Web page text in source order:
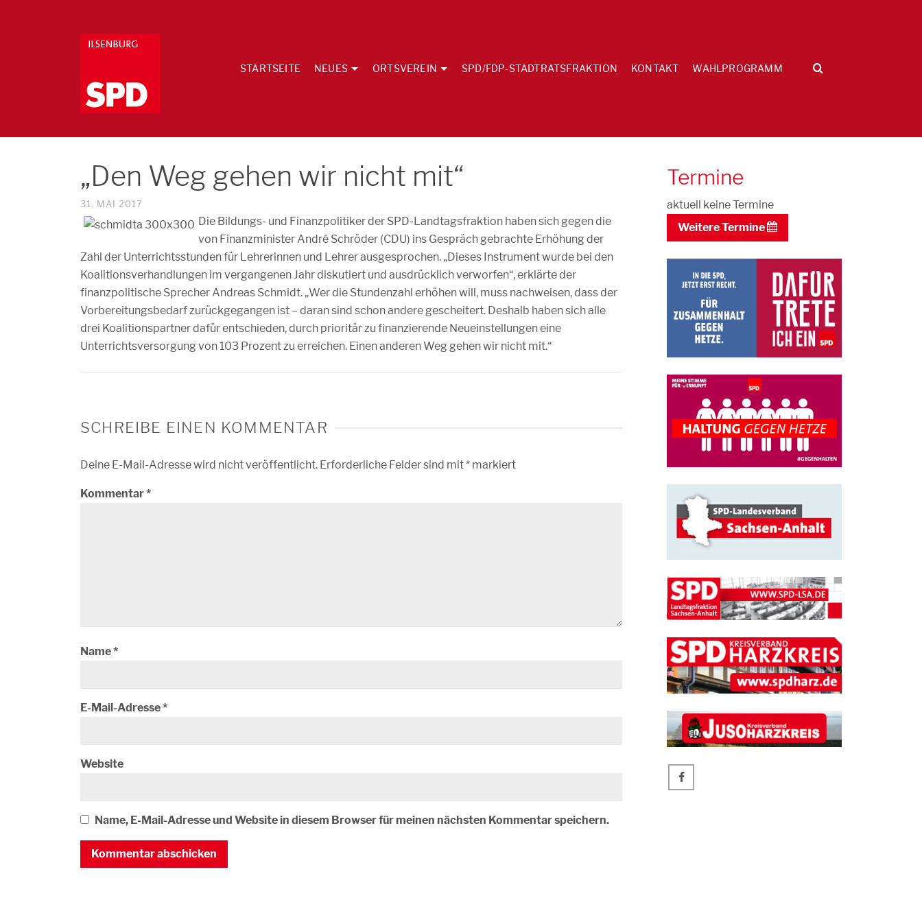
STARTSEITE NEUES ORTSVEREIN SPD/FDP-STADTRATSFRAKTION KONTAKT WAHLPROGRAMM
„Den Weg gehen wir nicht mit“
31. MAI 2017
Die Bildungs- und Finanzpolitiker der SPD-Landtagsfraktion haben sich gegen die
von Finanzminister André Schröder (CDU) ins Gespräch gebrachte Erhöhung der
Zahl der Unterrichtsstunden für Lehrerinnen und Lehrer ausgesprochen. „Dieses Instrument wurde bei den
Koalitionsverhandlungen im vergangenen Jahr diskutiert und ausdrücklich verworfen“, erklärte der
finanzpolitische Sprecher Andreas Schmidt. „Wer die Stundenzahl erhöhen will, muss nachweisen, dass der
Vorbereitungsbedarf zurückgegangen ist – daran sind schon andere gescheitert. Deshalb haben sich alle
drei Koalitionspartner dafür entschieden, durch prioritär zu finanzierende Neueinstellungen eine
Unterrichtsversorgung von 103 Prozent zu erreichen. Einen anderen Weg gehen wir nicht mit.“
SCHREIBE EINEN KOMMENTAR
Deine E-Mail-Adresse wird nicht veröffentlicht. Erforderliche Felder sind mit* markiert
Kommentar*
Name*
E-Mail-Adresse*
Website
Name, E-Mail-Adresse und Website in diesem Browser für meinen nächsten Kommentar speichern.
Termine
aktuell keine Termine
Weitere Termine